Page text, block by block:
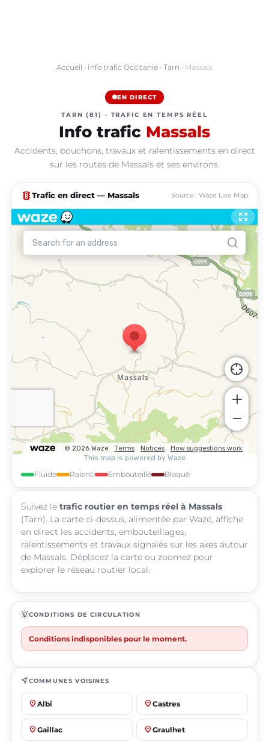
Accueil › Info trafic Occitanie › Tarn › Massals
EN DIRECT
TARN (81) · TRAFIC EN TEMPS RÉEL
Info trafic Massals
Accidents, bouchons, travaux et ralentissements en direct
sur les routes de Massals et ses environs.
traffic Trafic en direct — Massals Source : Waze Live Map
Fluide Ralenti Embouteillé Bloqué
Suivez le trafic routier en temps réel à Massals
(Tarn). La carte ci-dessus, alimentée par Waze, affiche
en direct les accidents, embouteillages,
ralentissements et travaux signalés sur les axes autour
de Massals. Déplacez la carte ou zoomez pour
explorer le réseau routier local.
routineCONDITIONS DE CIRCULATION
Conditions indisponibles pour le moment.
near_meCOMMUNES VOISINES
place Albi place Castres
place Gaillac place Graulhet